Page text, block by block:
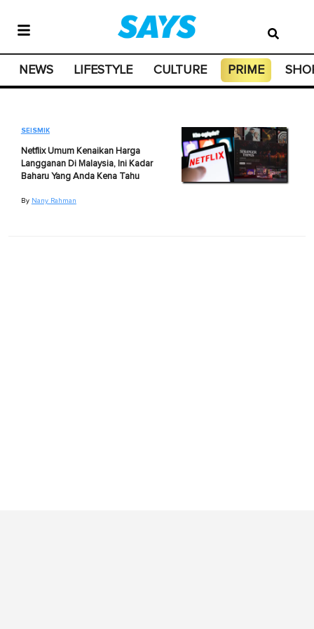
NEWS LIFESTYLE CULTURE PRIME
SEISMIK
Netflix Umum Kenaikan Harga
Langganan Di Malaysia, Ini Kadar
Baharu Yang Anda Kena Tahu
By Nany Rahman